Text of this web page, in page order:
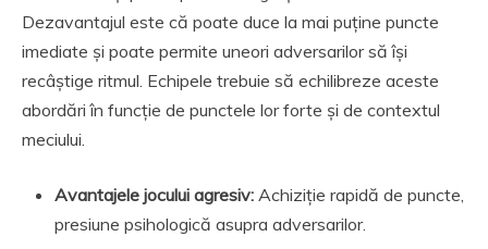
Dezavantajul este că poate duce la mai puține puncte
imediate și poate permite uneori adversarilor să își
recâștige ritmul. Echipele trebuie să echilibreze aceste
abordări în funcție de punctele lor forte și de contextul
meciului.
Avantajele jocului agresiv: Achiziție rapidă de puncte,
presiune psihologică asupra adversarilor.